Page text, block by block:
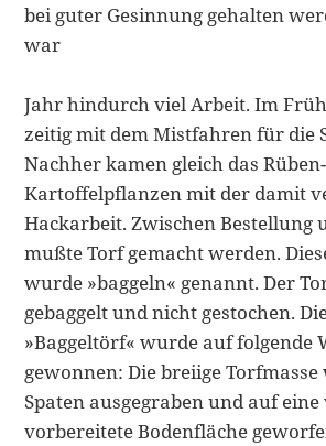
bei guter Gesinnung gehalten
war
Jahr hindurch viel Arbeit. Im
zeitig mit dem Mistfahren für die
Nachher kamen gleich das
Kartoffelpflan­zen mit der damit
Hackarbeit. Zwischen Bestellung
mußte Torf gemacht werden.
wurde »baggeln« ge­nannt. Der
gebaggelt und nicht gestochen.
»Baggeltörf« wurde auf folgende
gewonnen: Die breiige
Spaten ausgegraben und auf
vorbereitete Bodenfläche